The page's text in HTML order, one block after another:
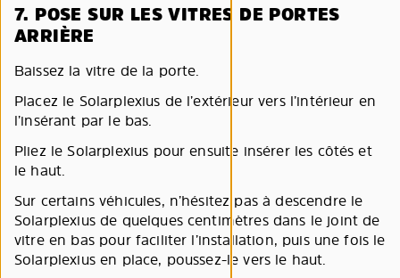
7. POSE SUR LES VITRES DE PORTES
ARRIÈRE
Baissez la vitre de la porte.
Placez le Solarplexius de l’extérieur vers l’intérieur en
l’insérant par le bas.
Pliez le Solarplexius pour ensuite insérer les côtés et
le haut.
Sur certains véhicules, n’hésitez pas à descendre le
Solarplexius de quelques centimètres dans le joint de
vitre en bas pour faciliter l’installation, puis une fois le
Solarplexius en place, poussez-le vers le haut.